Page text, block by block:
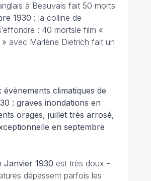
à Beauvais fait 50 morts
1930 : la colline de
: 40 mortsle film «
» avec Marlène Dietrich fait un
évènements climatiques de
: graves inondations en
orages, juillet très arrosé,
en septembre
Janvier 1930 est très doux -
dépassent parfois les